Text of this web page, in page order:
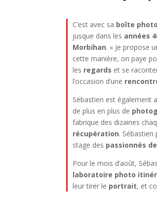
C’est avec sa boîte
jusque dans les années
Morbihan. « Je propose
cette manière, on paye
les regards et se
l’occasion d’une
Sébastien est également
de plus en plus de
fabrique des dizaines
récupération.
stage des passionnés
Pour le mois d’août,
laboratoire photo
leur tirer le portrait, et